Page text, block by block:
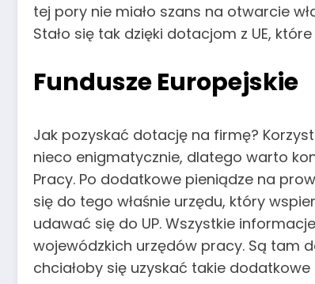
tej pory nie miało szans na otwarcie
Stało się tak dzięki dotacjom z UE,
Fundusze Europejskie
Jak pozyskać dotację na firmę?
nieco enigmatycznie, dlatego warto
Pracy. Po dodatkowe pieniądze na
się do tego właśnie urzędu, który
udawać się do UP. Wszystkie
wojewódzkich urzędów pracy. Są tam
chciałoby się uzyskać takie